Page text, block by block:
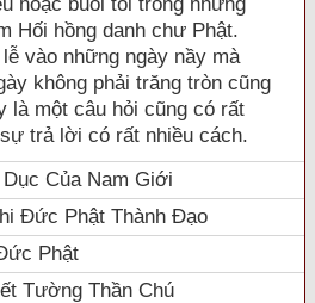
Hối hồng danh chư Phật.
vào những ngày nầy mà
không phải trăng tròn cũng
là một câu hỏi cũng có rất
trả lời có rất nhiều cách.
Của Nam Giới
Đức Phật Thành Đạo
Phật
Tường Thần Chú